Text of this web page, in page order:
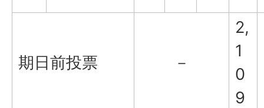
期日前投票 －
2,
1
0
9